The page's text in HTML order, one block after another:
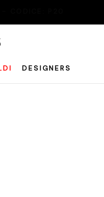
DESIGNERS